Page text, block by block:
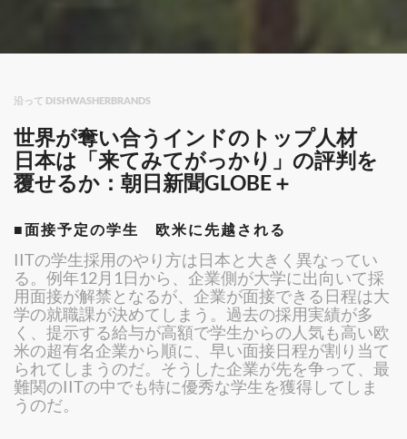
沿って DISHWASHERBRANDS
世界が奪い合うインドのトップ人材
日本は「来てみてがっかり」の評判を
覆せるか：朝日新聞GLOBE＋
■面接予定の学生 欧米に先越される
IITの学生採用のやり方は日本と大きく異なってい
る。例年12月1日から、企業側が大学に出向いて採
用面接が解禁となるが、企業が面接できる日程は大
学の就職課が決めてしまう。過去の採用実績が多
く、提示する給与が高額で学生からの人気も高い欧
米の超有名企業から順に、早い面接日程が割り当て
られてしまうのだ。そうした企業が先を争って、最
難関のIITの中でも特に優秀な学生を獲得してしま
うのだ。